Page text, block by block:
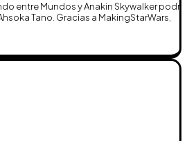
entre Mundos y Anakin Skywalker
a MakingStarWars,